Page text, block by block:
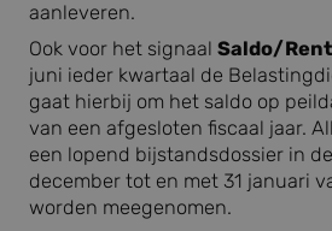
aanleveren.
Ook voor het signaal Saldo/
juni ieder kwartaal de
gaat hierbij om het saldo op
van een afgesloten fiscaal jaar.
een lopend bijstandsdossier in
december tot en met 31 januari
worden meegenomen.